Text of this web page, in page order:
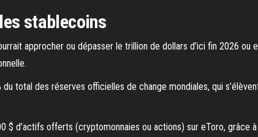
stablecoins
approcher ou dépasser le trillion de dollars d’ici fin 2026 ou
total des réserves officielles de change mondiales, qui
$ d’actifs offerts (cryptomonnaies ou actions) sur eToro,